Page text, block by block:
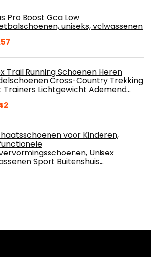
Pro Boost Gca Low
uniseks, volwassenen
Trail Running Schoenen Heren
Cross-Country Trekking
Trainers Lichtgewicht Ademend…
voor Kinderen,
Unisex
Sport Buitenshuis…